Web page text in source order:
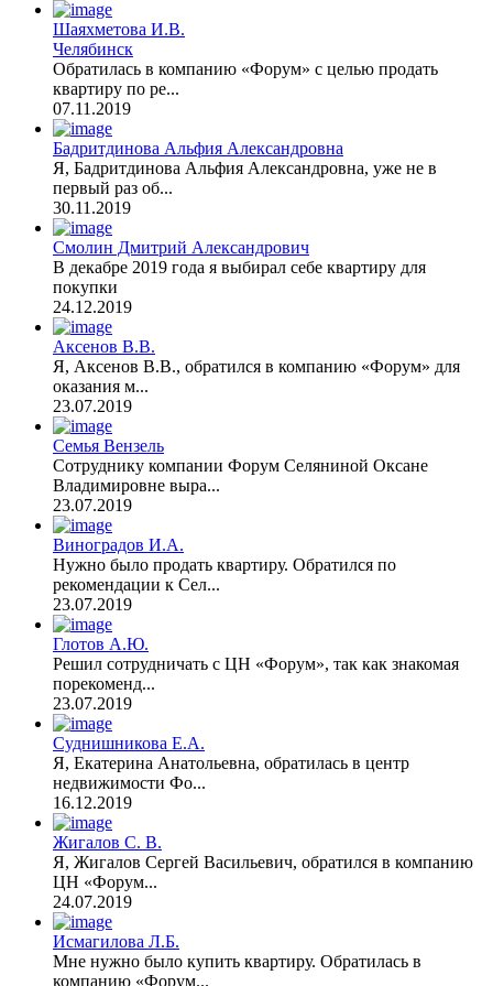
Шаяхметова И.В.
Челябинск
Обратилась в компанию «Форум» с целью продать
квартиру по ре...
07.11.2019
Бадритдинова Альфия Александровна
Я, Бадритдинова Альфия Александровна, уже не в
первый раз об...
30.11.2019
Смолин Дмитрий Александрович
В декабре 2019 года я выбирал себе квартиру для
покупки
24.12.2019
Аксенов В.В.
Я, Аксенов В.В., обратился в компанию «Форум» для
оказания м...
23.07.2019
Семья Вензель
Сотруднику компании Форум Селяниной Оксане
Владимировне выра...
23.07.2019
Виноградов И.А.
Нужно было продать квартиру. Обратился по
рекомендации к Сел...
23.07.2019
Глотов А.Ю.
Решил сотрудничать с ЦН «Форум», так как знакомая
порекоменд...
23.07.2019
Суднишникова Е.А.
Я, Екатерина Анатольевна, обратилась в центр
недвижимости Фо...
16.12.2019
Жигалов С. В.
Я, Жигалов Сергей Васильевич, обратился в компанию
ЦН «Форум...
24.07.2019
Исмагилова Л.Б.
Мне нужно было купить квартиру. Обратилась в
компанию «Форум...